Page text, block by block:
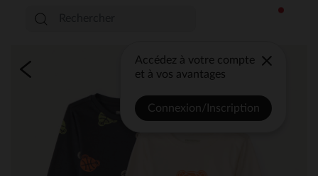
Accédez à votre compte
et à vos avantages
Connexion/Inscription